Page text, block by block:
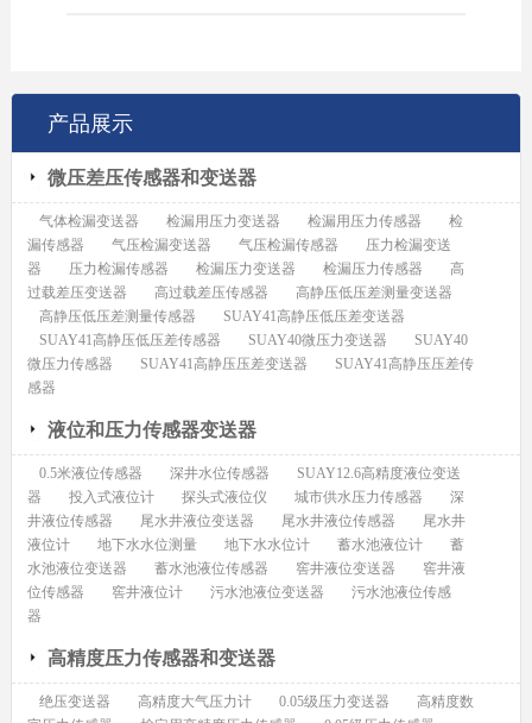
产品展示
微压差压传感器和变送器
气体检漏变送器 检漏用压力变送器 检漏用压力传感器
检
漏传感器
气压检漏变送器 气压检漏传感器
压力检漏变送
器
压力检漏传感器 检漏压力变送器 检漏压力传感器
高
过载差压变送器
高过载差压传感器
高静压低压差测量变送器
高静压低压差测量传感器
SUAY41高静压低压差变送器
SUAY41高静压低压差传感器
SUAY40微压力变送器
SUAY40
微压力传感器
SUAY41高静压压差变送器
SUAY41高静压压差传
感器
液位和压力传感器变送器
0.5米液位传感器 深井水位传感器
SUAY12.6高精度液位变送
器
投入式液位计 探头式液位仪 城市供水压力传感器
深
井液位传感器
尾水井液位变送器 尾水井液位传感器
尾水井
液位计
地下水水位测量 地下水水位计 蓄水池液位计
蓄
水池液位变送器
蓄水池液位传感器 窖井液位变送器
窖井液
位传感器
窖井液位计 污水池液位变送器
污水池液位传感
器
高精度压力传感器和变送器
绝压变送器 高精度大气压力计 0.05级压力变送器
高精度数